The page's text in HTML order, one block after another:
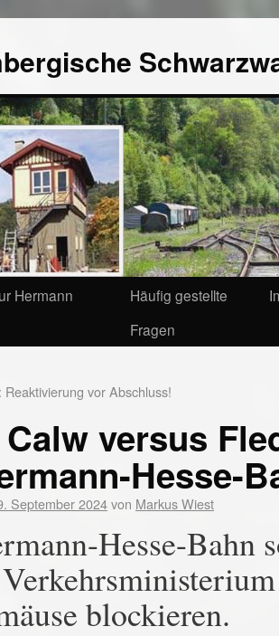
Hermann
Häufig gestellte
Fragen
Reaktivierung vor Abschluss!
versus
Hesse-
September 2024von Markus Wiest
Hesse-Bahn
blockieren.